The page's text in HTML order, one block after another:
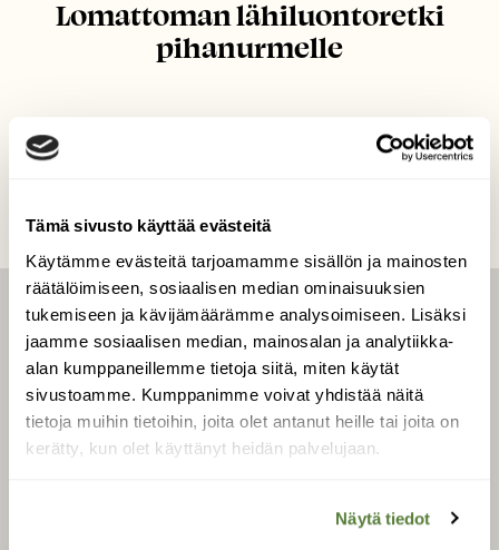
Tämä sivusto käyttää evästeitä
Käytämme evästeitä tarjoamamme sisällön ja mainosten
räätälöimiseen, sosiaalisen median ominaisuuksien
tukemiseen ja kävijämäärämme analysoimiseen. Lisäksi
jaamme sosiaalisen median, mainosalan ja analytiikka-
alan kumppaneillemme tietoja siitä, miten käytät
sivustoamme. Kumppanimme voivat yhdistää näitä
tietoja muihin tietoihin, joita olet antanut heille tai joita on
kerätty, kun olet käyttänyt heidän palvelujaan.
Näytä tiedot
Lomattoman lähiluontoretki
pihanurmelle
LEHTI
Uusin lehti
Tilaa Suomen Luonto
Tilaa digilukuoikeus
Äänestä parasta juttua